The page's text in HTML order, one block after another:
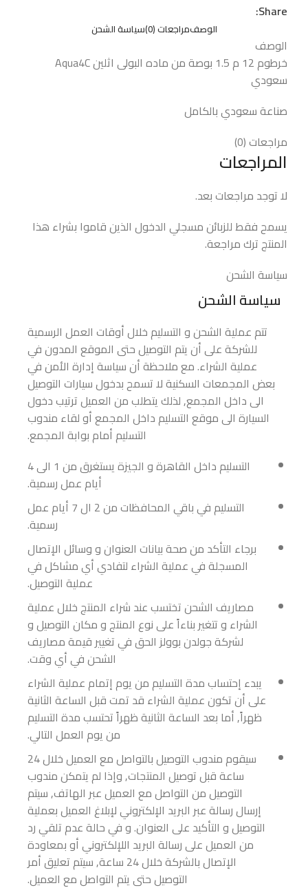
Share:
الوصفمراجعات (0) سياسة الشحن
الوصف
خرطوم 12 م 1.5 بوصة من ماده البولى اثلين Aqua4C
سعودي
صناعة سعودي بالكامل
مراجعات (0)
المراجعات
لا توجد مراجعات بعد.
يسمح فقط للزبائن مسجلي الدخول الذين قاموا بشراء هذا
المنتج ترك مراجعة.
سياسة الشحن
سياسة الشحن
تتم عملية الشحن و التسليم خلال أوقات العمل الرسمية
للشركة على أن يتم التوصيل حتى الموقع المدون في
عملية الشراء. مع ملاحظة أن سياسة إدارة الأمن في
بعض المجمعات السكنية لا تسمح بدخول سيارات التوصيل
الى داخل المجمع, لذلك يتطلب من العميل ترتيب دخول
السيارة الى موقع التسليم داخل المجمع أو لقاء مندوب
التسليم أمام بوابة المجمع.
التسليم داخل القاهرة و الجيزة يستغرق من 1 الى 4
أيام عمل رسمية.
التسليم في باقي المحافظات من 2 ال 7 أيام عمل
رسمية.
برجاء التأكد من صحة بيانات العنوان و وسائل الإتصال
المسجلة في عملية الشراء لتفادي أي مشاكل في
عملية التوصيل.
مصاريف الشحن تختسب عند شراء المنتج خلال عملية
الشراء و تتغير بناءاً على نوع المنتج و مكان التوصيل و
لشركة جولدن بوولز الحق في تغيير قيمة مصاريف
الشحن في أي وقت.
يبدء إحتساب مدة التسليم من يوم إتمام عملية الشراء
على أن تكون عملية الشراء قد تمت قبل الساعة الثانية
ظهراً, أما بعد الساعة الثانية ظهراً تحتسب مدة التسليم
من يوم العمل التالي.
سيقوم مندوب التوصيل بالتواصل مع العميل خلال 24
ساعة قبل توصيل المنتجات, وإذا لم يتمكن مندوب
التوصيل من التواصل مع العميل عبر الهاتف, سيتم
إرسال رسالة عبر البريد الإلكتروني لإبلاغ العميل بعملية
التوصيل و التأكيد على العنوان. و في حالة عدم تلقي رد
من العميل على رسالة البريد اللإلكتروني أو بمعاودة
الإتصال بالشركة خلال 24 ساعة, سيتم تعليق أمر
التوصيل حتى يتم التواصل مع العميل.